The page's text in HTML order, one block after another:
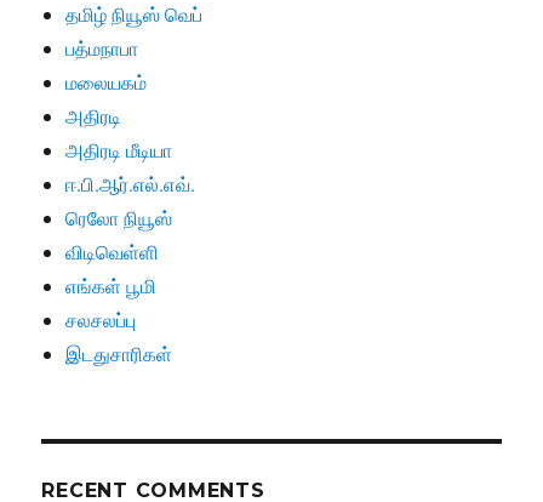
தமிழ் நியூஸ் வெப்
பத்மநாபா
மலையகம்
அதிரடி
அதிரடி மீடியா
ஈ.பி.ஆர்.எல்.எவ்.
ரெலோ நியூஸ்
விடிவெள்ளி
எங்கள் பூமி
சலசலப்பு
இடதுசாரிகள்
RECENT COMMENTS